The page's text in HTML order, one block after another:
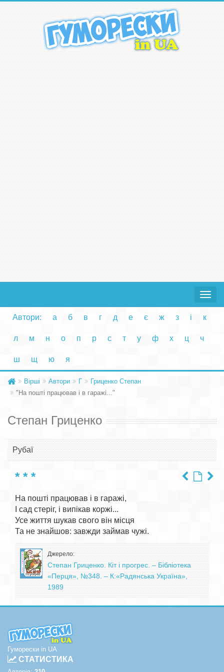
Toggle
Автори: а б в г д е є ж з і к
л м н о п р с т у ф х ц ч
ш щ ю я
Вірші Автори Г
Гриценко Степан
"На пошті працював і в гаражі..."
Степан Гриценко
Рубаї
* * *
На пошті працював і в гаражі,
І сад стеріг, і випікав коржі...
Усе життя шукав свого він місця
Джерело:
Степан Гриценко. Кіт і прогрес. – Бібліотека
«Перця», №348. – К:«Радянська Україна»,
1989
Гуморески in UA
СТАТИСТИКА